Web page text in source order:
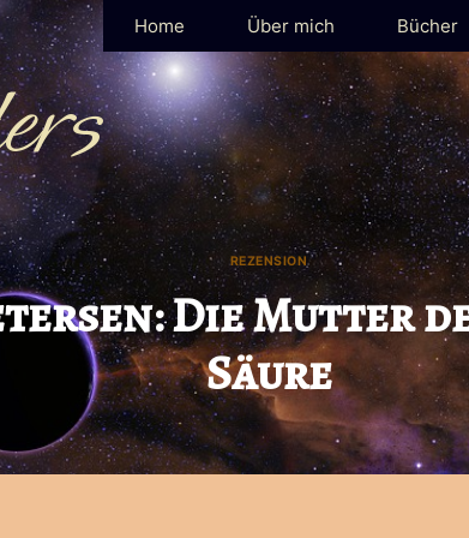
Home Über mich Bücher
REZENSION
Die Mutter
Säure